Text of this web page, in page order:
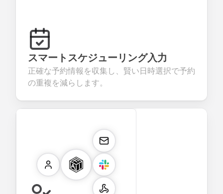
スマートスケジューリング入力
正確な予約情報を収集し、賢い日時選択で予約
の重複を減らします。